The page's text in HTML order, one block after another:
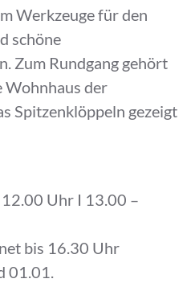
Werkzeuge für den
schöne
Zum Rundgang gehört
Wohnhaus der
Spitzenklöppeln gezeigt
Uhr I 13.00 –
bis 16.30 Uhr
01.01.